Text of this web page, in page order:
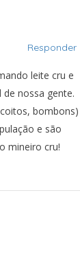
Responder
leite cru e
nossa gente.
bombons)
e são
mineiro cru!